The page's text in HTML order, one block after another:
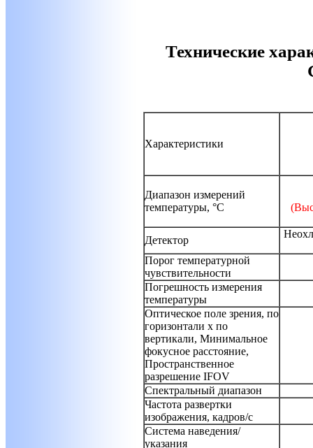
Технические
Характеристики
Диапазон измерений
температуры, °С
Детектор
Порог температурной
чувствительности
Погрешность измерения
температуры
Оптическое поле зрения, по
горизонтали x по
вертикали, Минимальное
фокусное расстояние,
Пространственное
разрешение IFOV
Спектральный диапазон
Частота развертки
изображения, кадров/с
Система наведения/
указания